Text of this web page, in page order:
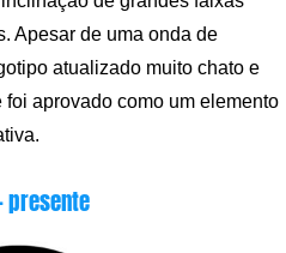
Apesar de uma onda de
atualizado muito chato e
aprovado como um elemento
presente